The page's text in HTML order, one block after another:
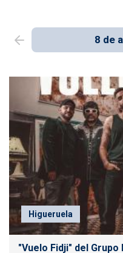
8 de
Higueruela
"Vuelo Fidji" del Grupo